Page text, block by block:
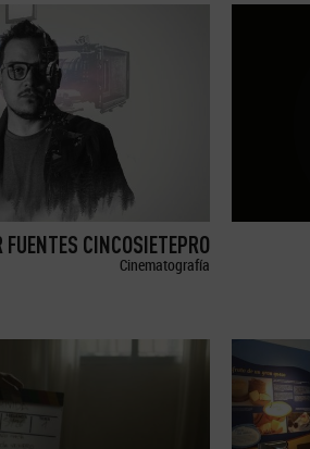
FUENTES CINCOSIETEPRO
Cinematografía